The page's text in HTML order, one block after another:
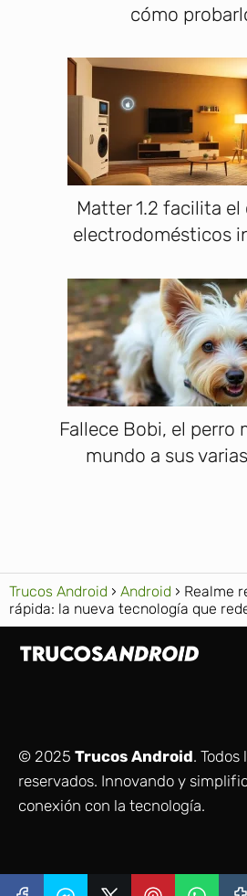
cómo
Matter 1.2 facilita
electrodomésticos
Fallece Bobi, el perro
mundo a sus
Trucos Android Android
Realme
rápida: la nueva tecnología que
© 2025 Trucos Android. Todos
reservados. Innovando y
conexión con la tecnología.